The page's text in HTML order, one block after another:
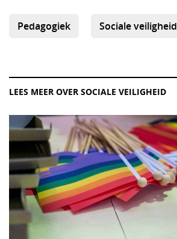
Pedagogiek Sociale veiligheid
LEES MEER OVER SOCIALE VEILIGHEID